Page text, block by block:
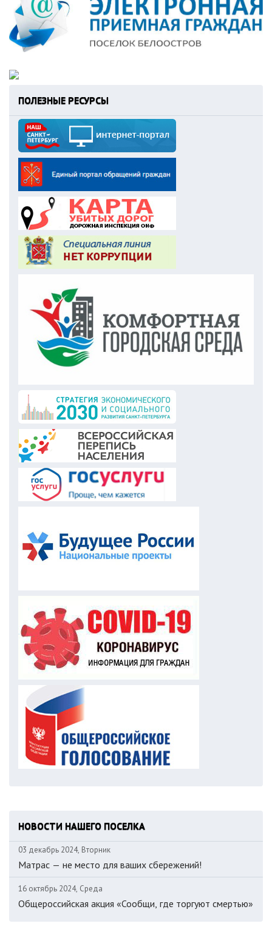
ПОЛЕЗНЫЕ РЕСУРСЫ
НОВОСТИ НАШЕГО ПОСЕЛКА
03 декабрь 2024, Вторник
Матрас — не место для ваших сбережений!
16 октябрь 2024, Среда
Общероссийская акция «Сообщи, где торгуют смертью»